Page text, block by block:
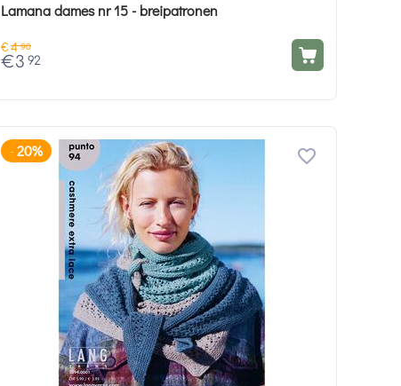
Lamana dames nr 15 - breipatronen
€4 90
€3 92
- 20%